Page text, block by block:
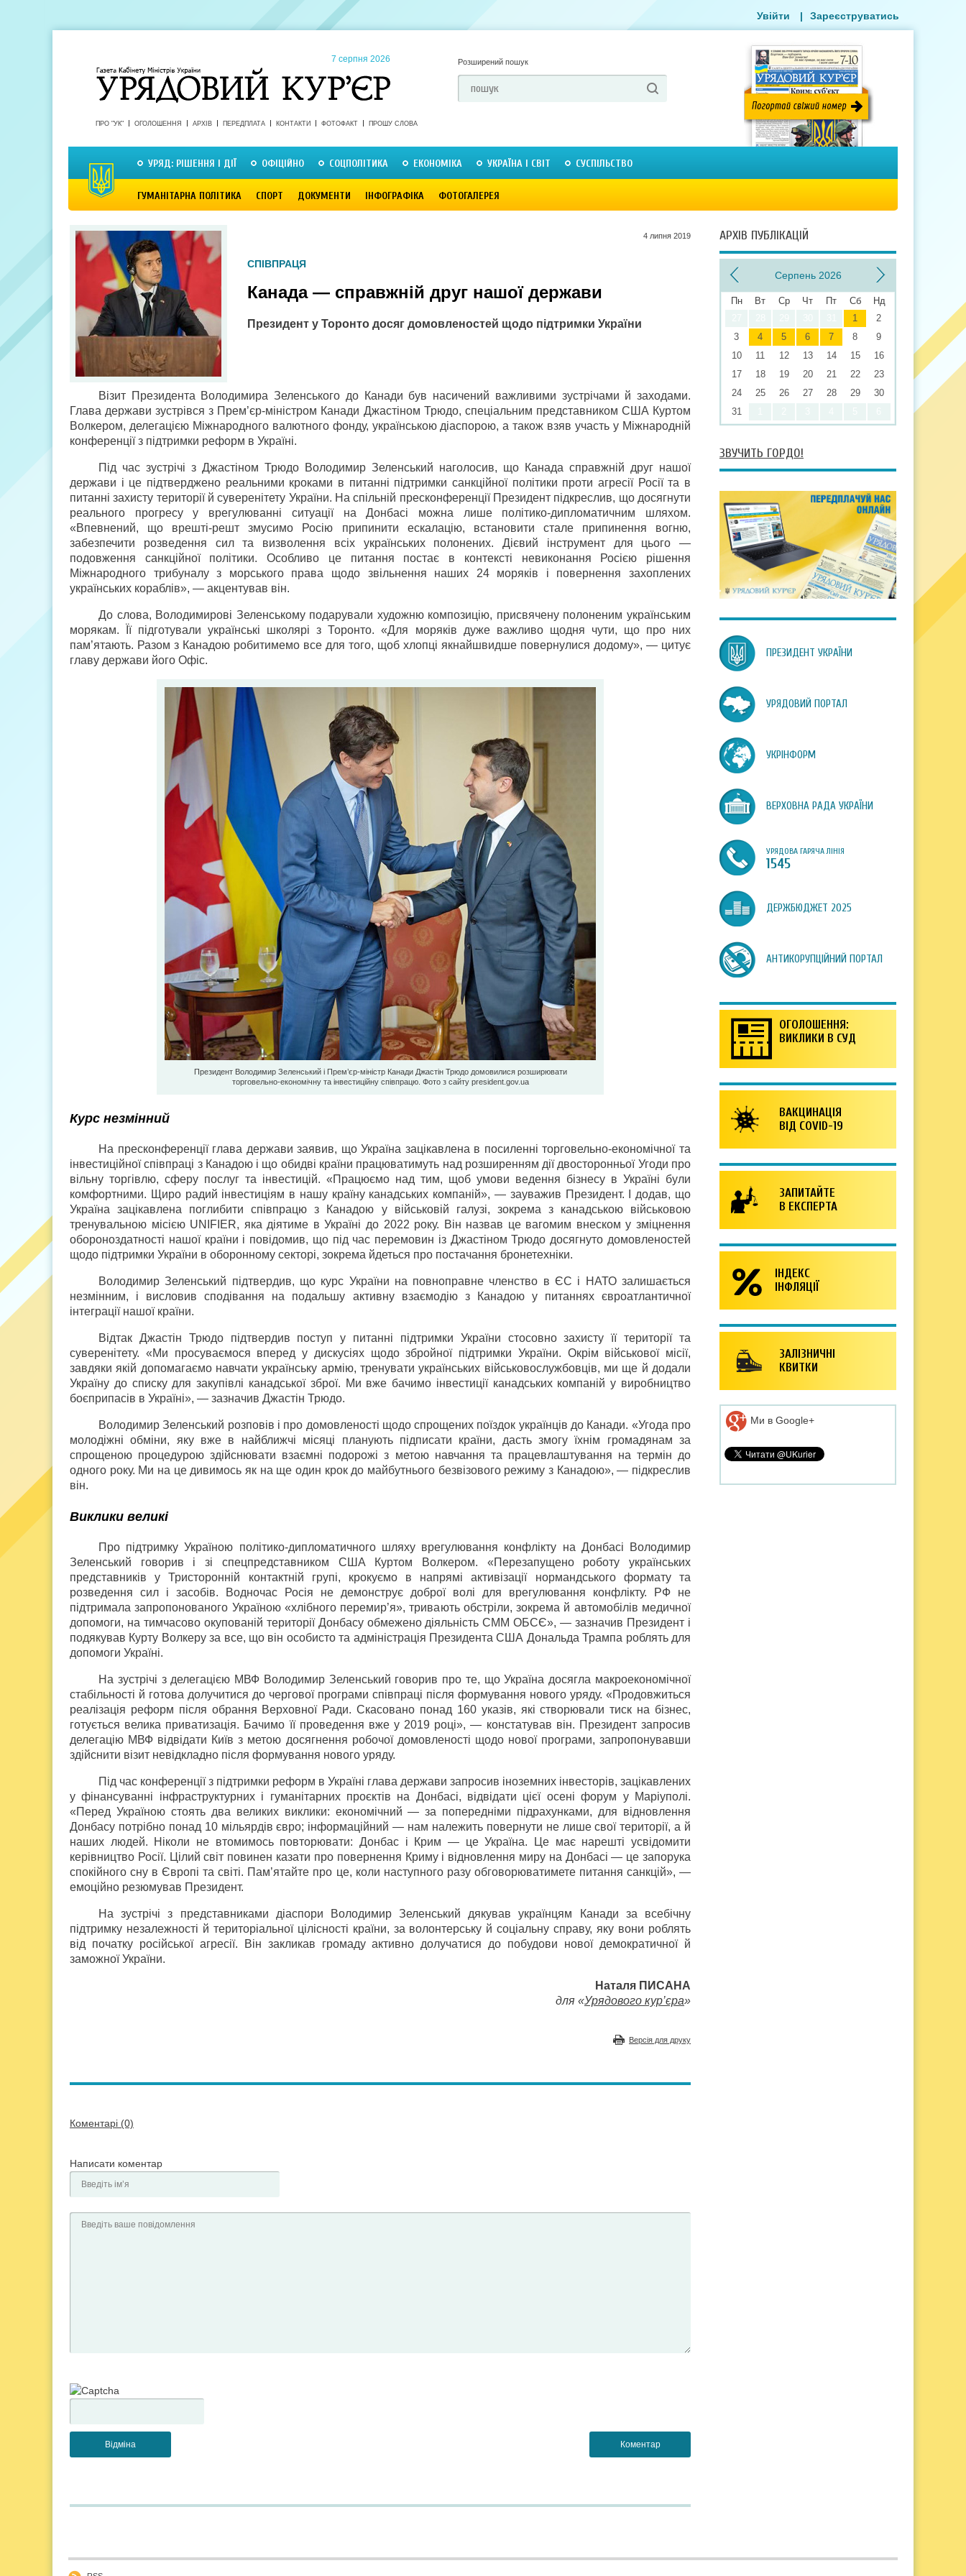
7 серпня 2026 Розширений пошук
ПРО "УК" ОГОЛОШЕННЯ АРХІВ ПЕРЕДПЛАТА КОНТАКТИ ФОТОФАКТ ПРОШУ СЛОВА
УРЯД: РІШЕННЯ І ДІЇ ОФІЦІЙНО СОЦПОЛІТИКА ЕКОНОМІКА УКРАЇНА І СВІТ СУСПІЛЬСТВО
ГУМАНІТАРНА ПОЛІТИКА СПОРТ ДОКУМЕНТИ ІНФОГРАФІКА ФОТОГАЛЕРЕЯ
Увійти | Зареєструватись
4 липня 2019
СПІВПРАЦЯ
Канада — справжній друг нашої держави
Президент у Торонто досяг домовленостей щодо підтримки України
Візит Президента Володимира Зеленського до Канади був насичений важливими зустрічами й заходами.
Глава держави зустрівся з Прем’єр-міністром Канади Джастіном Трюдо, спеціальним представником США Куртом
Волкером, делегацією Міжнародного валютного фонду, українською діаспорою, а також взяв участь у Міжнародній
конференції з підтримки реформ в Україні.
Під час зустрічі з Джастіном Трюдо Володимир Зеленський наголосив, що Канада справжній друг нашої
держави і це підтверджено реальними кроками в питанні підтримки санкційної політики проти агресії Росії та в
питанні захисту території й суверенітету України. На спільній пресконференції Президент підкреслив, що досягнути
реального прогресу у врегулюванні ситуації на Донбасі можна лише політико-дипломатичним шляхом.
«Впевнений, що врешті-решт змусимо Росію припинити ескалацію, встановити стале припинення вогню,
забезпечити розведення сил та визволення всіх українських полонених. Дієвий інструмент для цього —
подовження санкційної політики. Особливо це питання постає в контексті невиконання Росією рішення
Міжнародного трибуналу з морського права щодо звільнення наших 24 моряків і повернення захоплених
українських кораблів», — акцентував він.
До слова, Володимирові Зеленському подарували художню композицію, присвячену полоненим українським
морякам. Її підготували українські школярі з Торонто. «Для моряків дуже важливо щодня чути, що про них
пам’ятають. Разом з Канадою робитимемо все для того, щоб хлопці якнайшвидше повернулися додому», — цитує
главу держави його Офіс.
Президент Володимир Зеленський і Прем’єр-міністр Канади Джастін Трюдо домовилися розширювати
торговельно-економічну та інвестиційну співпрацю. Фото з сайту president.gov.ua
Курс незмінний
На пресконференції глава держави заявив, що Україна зацікавлена в посиленні торговельно-економічної та
інвестиційної співпраці з Канадою і що обидві країни працюватимуть над розширенням дії двосторонньої Угоди про
вільну торгівлю, сферу послуг та інвестицій. «Працюємо над тим, щоб умови ведення бізнесу в Україні були
комфортними. Щиро радий інвестиціям в нашу країну канадських компаній», — зауважив Президент. І додав, що
Україна зацікавлена поглибити співпрацю з Канадою у військовій галузі, зокрема з канадською військовою
тренувальною місією UNIFIER, яка діятиме в Україні до 2022 року. Він назвав це вагомим внеском у зміцнення
обороноздатності нашої країни і повідомив, що під час перемовин із Джастіном Трюдо досягнуто домовленостей
щодо підтримки України в оборонному секторі, зокрема йдеться про постачання бронетехніки.
Володимир Зеленський підтвердив, що курс України на повноправне членство в ЄС і НАТО залишається
незмінним, і висловив сподівання на подальшу активну взаємодію з Канадою у питаннях євроатлантичної
інтеграції нашої країни.
Відтак Джастін Трюдо підтвердив поступ у питанні підтримки України стосовно захисту її території та
суверенітету. «Ми просуваємося вперед у дискусіях щодо збройної підтримки України. Окрім військової місії,
завдяки якій допомагаємо навчати українську армію, тренувати українських військовослужбовців, ми ще й додали
Україну до списку для закупівлі канадської зброї. Ми вже бачимо інвестиції канадських компаній у виробництво
боєприпасів в Україні», — зазначив Джастін Трюдо.
Володимир Зеленський розповів і про домовленості щодо спрощених поїздок українців до Канади. «Угода про
молодіжні обміни, яку вже в найближчі місяці планують підписати країни, дасть змогу їхнім громадянам за
спрощеною процедурою здійснювати взаємні подорожі з метою навчання та працевлаштування на термін до
одного року. Ми на це дивимось як на ще один крок до майбутнього безвізового режиму з Канадою», — підкреслив
він.
Виклики великі
Про підтримку Україною політико-дипломатичного шляху врегулювання конфлікту на Донбасі Володимир
Зеленський говорив і зі спецпредставником США Куртом Волкером. «Перезапущено роботу українських
представників у Тристоронній контактній групі, крокуємо в напрямі активізації нормандського формату та
розведення сил і засобів. Водночас Росія не демонструє доброї волі для врегулювання конфлікту. РФ не
підтримала запропонованого Україною «хлібного перемир’я», тривають обстріли, зокрема й автомобілів медичної
допомоги, на тимчасово окупованій території Донбасу обмежено діяльність СММ ОБСЄ», — зазначив Президент і
подякував Курту Волкеру за все, що він особисто та адміністрація Президента США Дональда Трампа роблять для
допомоги Україні.
На зустрічі з делегацією МВФ Володимир Зеленський говорив про те, що Україна досягла макроекономічної
стабільності й готова долучитися до чергової програми співпраці після формування нового уряду. «Продовжиться
реалізація реформ після обрання Верховної Ради. Скасовано понад 160 указів, які створювали тиск на бізнес,
готується велика приватизація. Бачимо її проведення вже у 2019 році», — констатував він. Президент запросив
делегацію МВФ відвідати Київ з метою досягнення робочої домовленості щодо нової програми, запропонувавши
здійснити візит невідкладно після формування нового уряду.
Під час конференції з підтримки реформ в Україні глава держави запросив іноземних інвесторів, зацікавлених
у фінансуванні інфраструктурних і гуманітарних проєктів на Донбасі, відвідати цієї осені форум у Маріуполі.
«Перед Україною стоять два великих виклики: економічний — за попередніми підрахунками, для відновлення
Донбасу потрібно понад 10 мільярдів євро; інформаційний — нам належить повернути не лише свої території, а й
наших людей. Ніколи не втомимось повторювати: Донбас і Крим — це Україна. Це має нарешті усвідомити
керівництво Росії. Цілий світ повинен казати про повернення Криму і відновлення миру на Донбасі — це запорука
спокійного сну в Європі та світі. Пам’ятайте про це, коли наступного разу обговорюватимете питання санкцій», —
емоційно резюмував Президент.
На зустрічі з представниками діаспори Володимир Зеленський дякував українцям Канади за всебічну
підтримку незалежності й територіальної цілісності країни, за волонтерську й соціальну справу, яку вони роблять
від початку російської агресії. Він закликав громаду активно долучатися до побудови нової демократичної й
заможної України.
Наталя ПИСАНА
для «Урядового кур’єра»
Версія для друку
Коментарі (0)
Написати коментар
АРХІВ ПУБЛІКАЦІЙ
Серпень 2026
Пн Вт Ср Чт Пт Сб
Нд
1
2
3
4 5 6 7 8
9
10
11 12 13 14 15
16
17
18 19 20 21 22
23
24
25 26 27 28 29
30
31
ЗВУЧИТЬ ГОРДО!
ПРЕЗИДЕНТ УКРАЇНИ
УРЯДОВИЙ ПОРТАЛ
УКРІНФОРМ
ВЕРХОВНА РАДА УКРАЇНИ
УРЯДОВА ГАРЯЧА ЛІНІЯ
1545
ДЕРЖБЮДЖЕТ 2025
АНТИКОРУПЦІЙНИЙ ПОРТАЛ
ОГОЛОШЕННЯ:
ВИКЛИКИ В СУД
ВАКЦИНАЦІЯ
ВІД COVID-19
ЗАПИТАЙТЕ
В ЕКСПЕРТА
ІНДЕКС
ІНФЛЯЦІЇ
ЗАЛІЗНИЧНІ
КВИТКИ
Ми в Google+